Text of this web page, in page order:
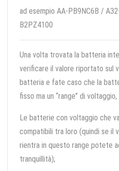
ad esempio AA-PB9NC6B /
B2PZ4100
Una volta trovata la batteria
verificare il valore riportato sul
batteria e fate caso che la
fisso ma un “range” di
Le batterie con voltaggio che
compatibili tra loro (quindi se il
rientra in questo range potete
tranquillità);